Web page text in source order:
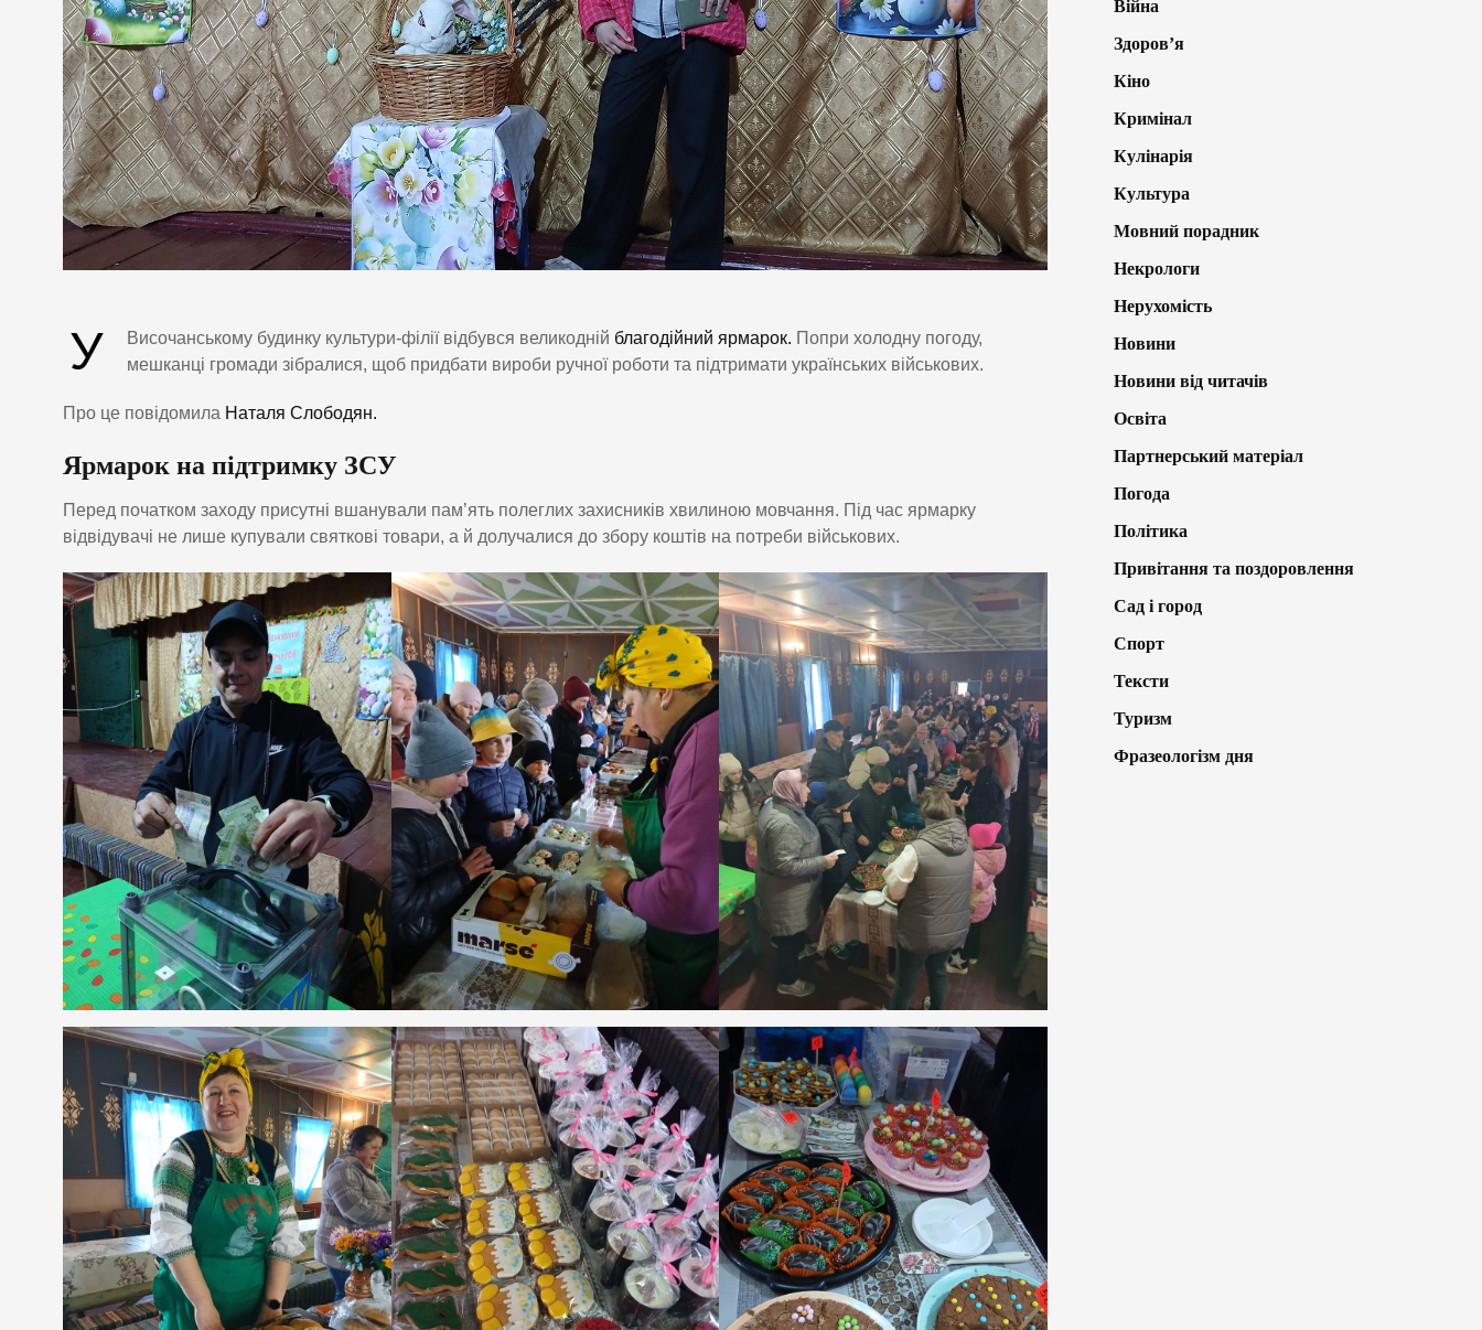
У Височанському будинку культури-філії відбувся великодній благодійний ярмарок. Попри холодну погоду,
мешканці громади зібралися, щоб придбати вироби ручної роботи та підтримати українських військових.
Про це повідомила Наталя Слободян.
Ярмарок на підтримку ЗСУ
Перед початком заходу присутні вшанували пам’ять полеглих захисників хвилиною мовчання. Під час ярмарку
відвідувачі не лише купували святкові товари, а й долучалися до збору коштів на потреби військових.
Війна
Здоров’я
Кіно
Кримінал
Кулінарія
Культура
Мовний порадник
Некрологи
Нерухомість
Новини
Новини від читачів
Освіта
Партнерський матеріал
Погода
Політика
Привітання та поздоровлення
Сад і город
Спорт
Тексти
Туризм
Фразеологізм дня